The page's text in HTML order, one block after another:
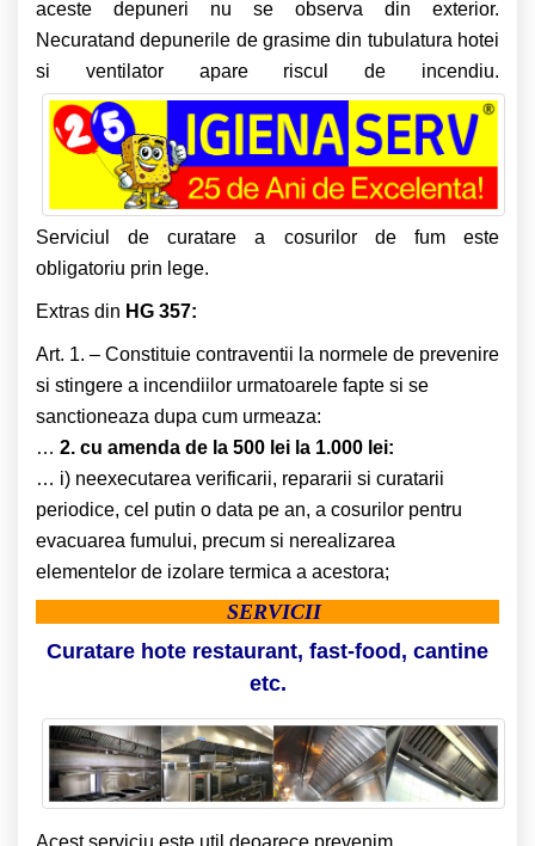
aceste depuneri nu se observa din exterior.
Necuratand depunerile de grasime din tubulatura hotei
si ventilator apare riscul de incendiu.
Serviciul de curatare a cosurilor de fum este
obligatoriu prin lege.
Extras din HG 357:
Art. 1. – Constituie contraventii la normele de prevenire
si stingere a incendiilor urmatoarele fapte si se
sanctioneaza dupa cum urmeaza:
… 2. cu amenda de la 500 lei la 1.000 lei:
… i) neexecutarea verificarii, repararii si curatarii
periodice, cel putin o data pe an, a cosurilor pentru
evacuarea fumului, precum si nerealizarea
elementelor de izolare termica a acestora;
SERVICII
Curatare hote restaurant, fast-food, cantine
etc.